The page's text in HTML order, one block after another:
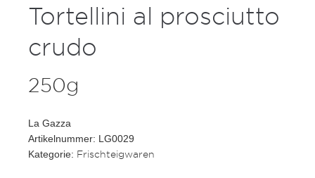
Tortellini al prosciutto
crudo
250g
La Gazza
Artikelnummer: LG0029
Kategorie: Frischteigwaren